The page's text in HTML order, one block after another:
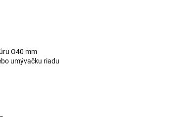
O40 mm
umývačku riadu